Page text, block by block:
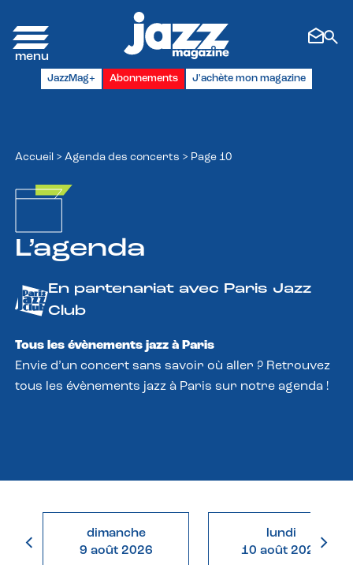
JazzMag+ Abonnements J'achète mon magazine
Accueil > Agenda des concerts > Page 10
L’agenda
En partenariat avec Paris Jazz
Club
Tous les évènements jazz à Paris
Envie d’un concert sans savoir où aller ? Retrouvez
tous les évènements jazz à Paris sur notre agenda !
dimanche
9 août 2026
lundi
10 août 2026